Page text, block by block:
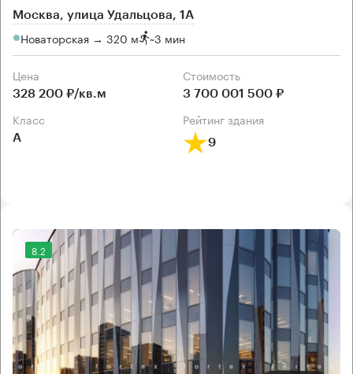
Москва, улица Удальцова, 1А
Новаторская → 320 м ~3 мин
Цена
328 200 ₽/кв.м
Cтоимость
3 700 001 500 ₽
класс
А
рейтинг здания
9
8.2